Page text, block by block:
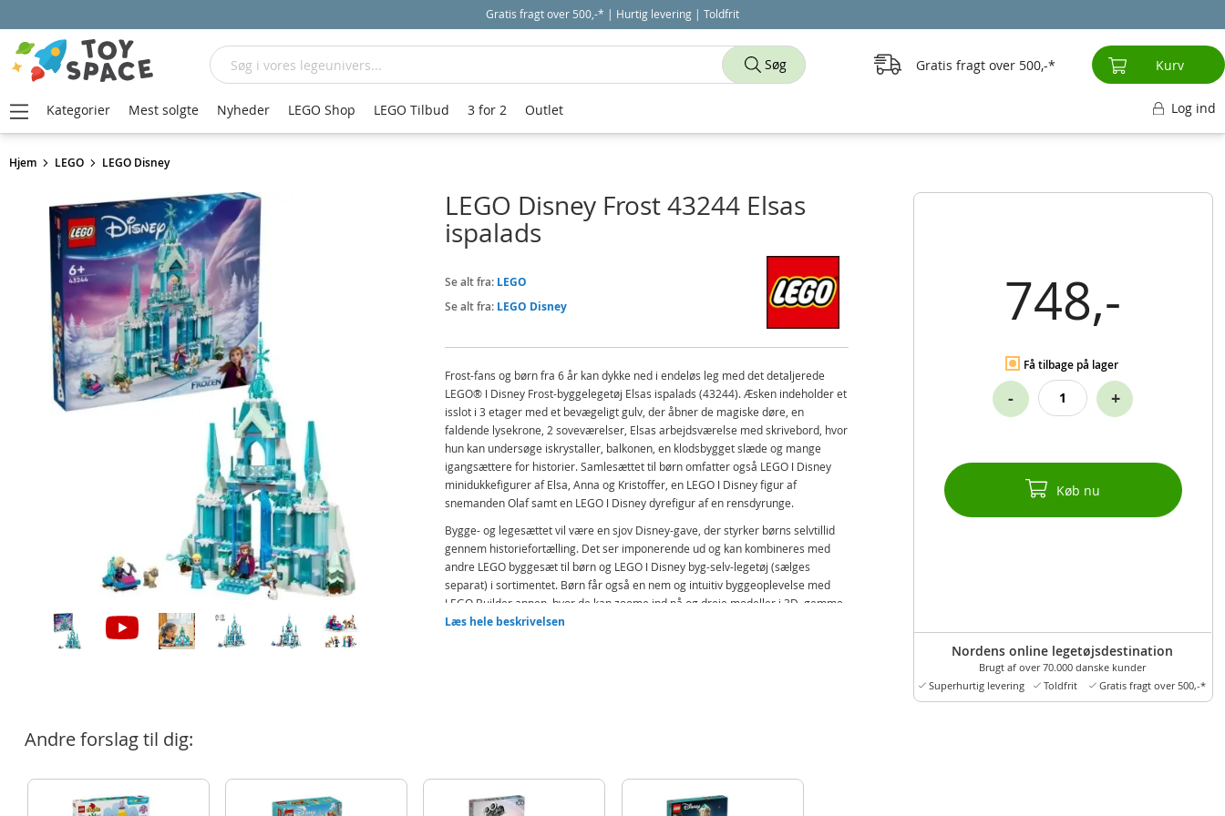
Gratis fragt over 500,-* | Hurtig levering | Toldfrit
Hjem LEGO LEGO Disney
748,-
Få tilbage på lager
- +
Køb nu
Nordens online legetøjsdestination
Brugt af over 70.000 danske kunder
Superhurtig levering
Toldfrit Gratis fragt over 500,-*
LEGO Disney Frost 43244 Elsas
ispalads
Se alt fra: LEGO
Se alt fra: LEGO Disney
Frost-fans og børn fra 6 år kan dykke ned i endeløs leg med det detaljerede
LEGO® ǀ Disney Frost-byggelegetøj Elsas ispalads (43244). Æsken indeholder et
isslot i 3 etager med et bevægeligt gulv, der åbner de magiske døre, en
faldende lysekrone, 2 soveværelser, Elsas arbejdsværelse med skrivebord, hvor
hun kan undersøge iskrystaller, balkonen, en klodsbygget slæde og mange
igangsættere for historier. Samlesættet til børn omfatter også LEGO ǀ Disney
minidukkefigurer af Elsa, Anna og Kristoffer, en LEGO ǀ Disney figur af
snemanden Olaf samt en LEGO ǀ Disney dyrefigur af en rensdyrunge.
Bygge- og legesættet vil være en sjov Disney-gave, der styrker børns selvtillid
gennem historiefortælling. Det ser imponerende ud og kan kombineres med
andre LEGO byggesæt til børn og LEGO ǀ Disney byg-selv-legetøj (sælges
separat) i sortimentet. Børn får også en nem og intuitiv byggeoplevelse med
LEGO Builder appen, hvor de kan zoome ind på og dreje modeller i 3D, gemme
sæt og holde styr på fremskridt.
slæde, Elsa, Anna, Kristoffer, Olaf og rensdyrungen
Filminspiration i et LEGO® byggesæt – Glæd Disney-fans med paladsets
Læs hele beskrivelsen
Andre forslag til dig:
Søg
Søg Gratis fragt over 500,- Kurv
Kategorier Mest solgte Nyheder LEGO Shop LEGO Tilbud 3 for 2 Outlet Log ind